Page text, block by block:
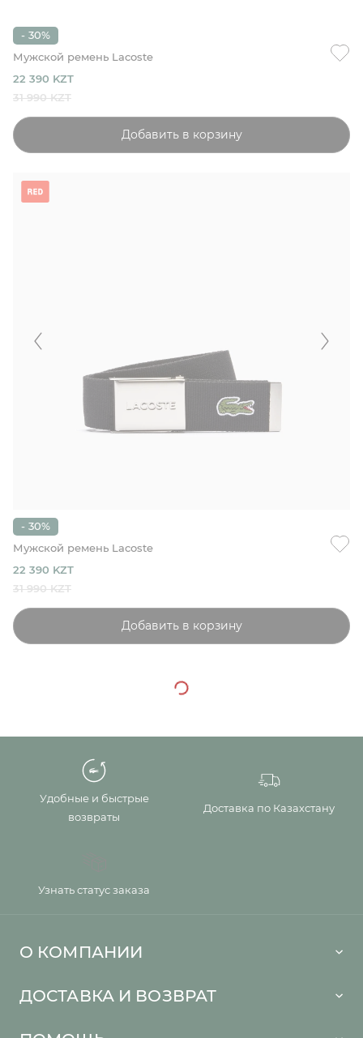
- 30%
Мужской ремень Lacoste
22 390 KZT
31 990 KZT
Добавить в корзину
- 30%
Мужской ремень Lacoste
22 390 KZT
31 990 KZT
Добавить в корзину
Удобные и быстрые
возвраты
Доставка по Казахстану
Узнать статус заказа
О КОМПАНИИ
Политика в отношении обработки персональных данных
ДОСТАВКА И ВОЗВРАТ